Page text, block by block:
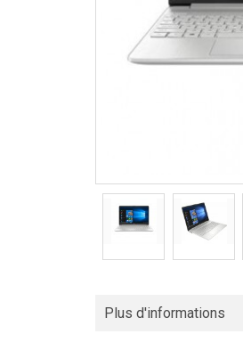
Plus d'informations